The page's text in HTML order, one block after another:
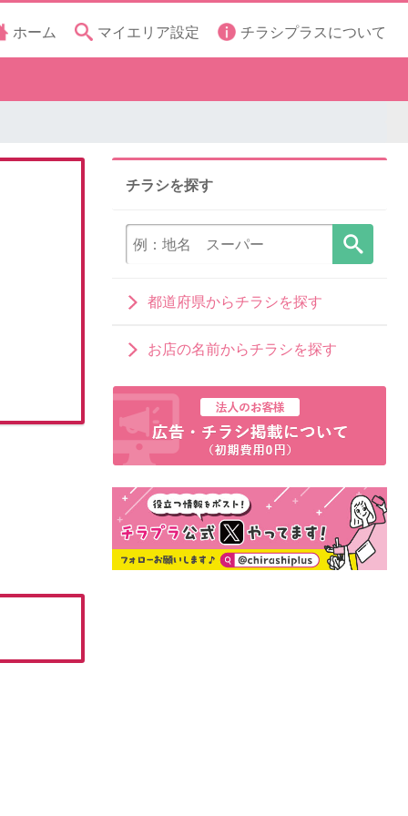
ホーム マイエリア設定 チラシプラスについて
チラシを探す
都道府県からチラシを探す
お店の名前からチラシを探す